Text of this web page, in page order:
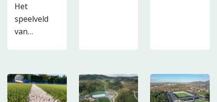
Het
speelveld
van…